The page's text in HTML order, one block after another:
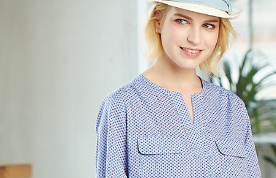
是否繳費成功
付客戶支援中
【注意事項】
１．透過由
交易，需依本
求債權轉讓予
２．關於個人
https://
３．未成年的
「AFTEE先享
任。
４．使用「
即時審查核予
結果請求用戶
５．嚴禁一人
每筆NT$60
宅配-滿2000
每筆NT$120